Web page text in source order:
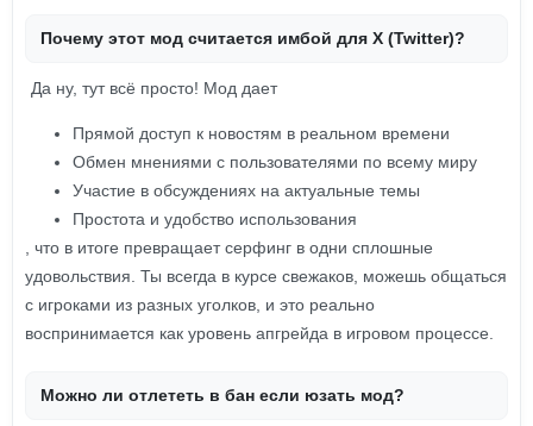
Почему этот мод считается имбой для X (Twitter)?
Да ну, тут всё просто! Мод дает
Прямой доступ к новостям в реальном времени
Обмен мнениями с пользователями по всему миру
Участие в обсуждениях на актуальные темы
Простота и удобство использования
, что в итоге превращает серфинг в одни сплошные
удовольствия. Ты всегда в курсе свежаков, можешь общаться
с игроками из разных уголков, и это реально
воспринимается как уровень апгрейда в игровом процессе.
Можно ли отлететь в бан если юзать мод?